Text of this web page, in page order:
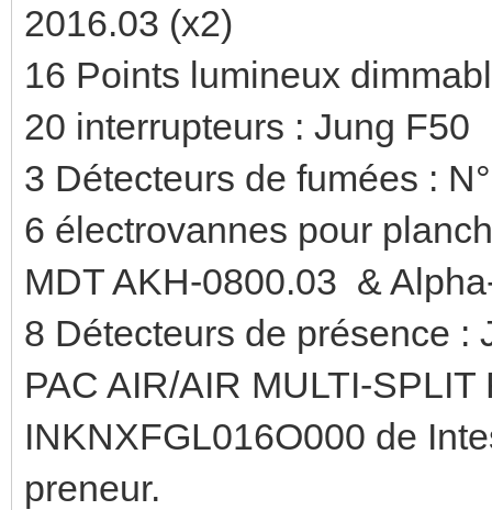
2016.03 (x2)
16 Points lumineux
20 interrupteurs : Jung F50
3 Détecteurs de fumées :
6 électrovannes pour
MDT AKH-0800.03 &
8 Détecteurs de présence :
PAC AIR/AIR MULTI-
INKNXFGL016O000 de
preneur.